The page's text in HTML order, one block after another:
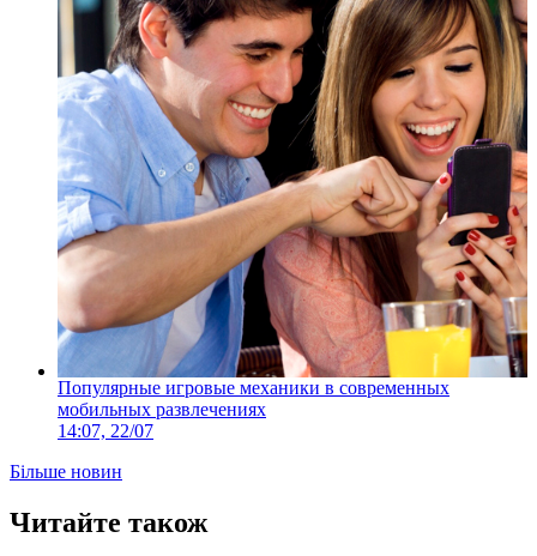
Популярные игровые механики в современных
мобильных развлечениях
14:07, 22/07
Більше новин
Читайте також